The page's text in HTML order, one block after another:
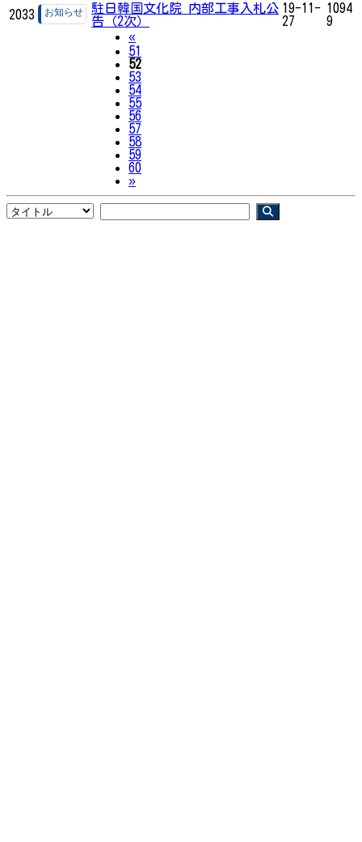
2033
駐日韓国文化院 内部工事入札公
告（2次）
19-11-
27
1094
9
«Previous
51
52
53
54
55
56
57
58
59
60
»Next